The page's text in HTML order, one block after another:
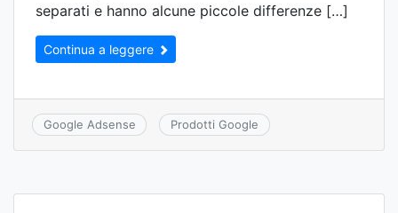
separati e hanno alcune piccole differenze […]
Continua a leggere
Google Adsense Prodotti Google